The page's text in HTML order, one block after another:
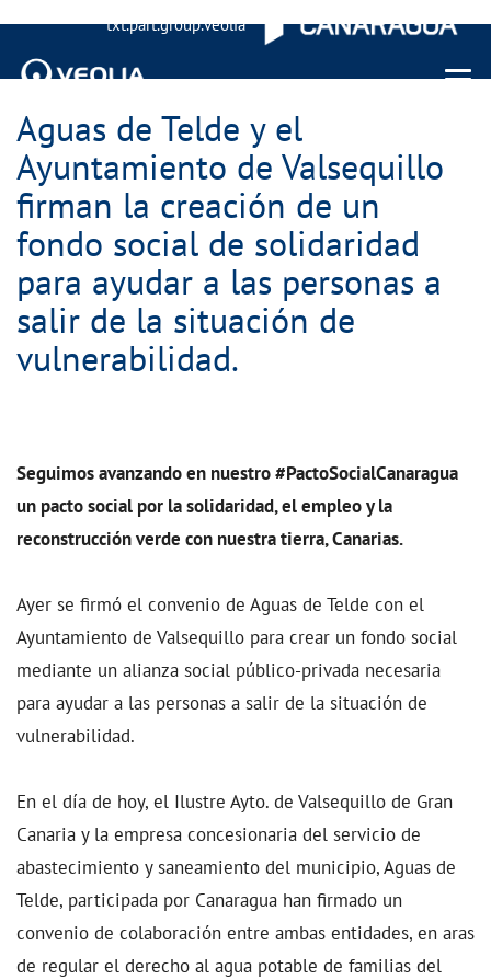
txt.part.group.veolia
Menu
Aguas de Telde y el
Ayuntamiento de Valsequillo
firman la creación de un
fondo social de solidaridad
para ayudar a las personas a
salir de la situación de
vulnerabilidad.
Seguimos avanzando en nuestro #PactoSocialCanaragua
un pacto social por la solidaridad, el empleo y la
reconstrucción verde con nuestra tierra, Canarias.
Ayer se firmó el convenio de Aguas de Telde con el
Ayuntamiento de Valsequillo para crear un fondo social
mediante un alianza social público-privada necesaria
para ayudar a las personas a salir de la situación de
vulnerabilidad.
En el día de hoy, el Ilustre Ayto. de Valsequillo de Gran
Canaria y la empresa concesionaria del servicio de
abastecimiento y saneamiento del municipio, Aguas de
Telde, participada por Canaragua han firmado un
convenio de colaboración entre ambas entidades, en aras
de regular el derecho al agua potable de familias del